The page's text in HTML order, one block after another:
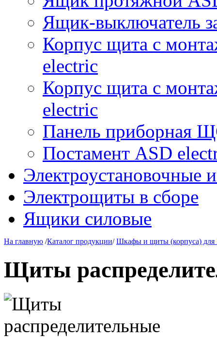
Ящик-выключатель
Корпус щита с
electric
Корпус щита с
electric
Панель приборная
Постамент ASD
Электроустановочные
Электрощиты в сборе
Ящики силовые
На главную /Каталог продукции/Шкафы и щиты (корпуса)
Щиты